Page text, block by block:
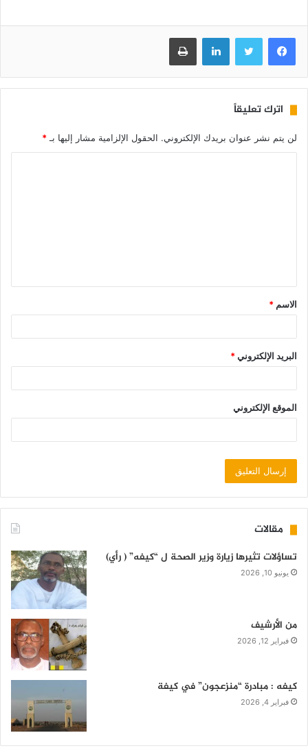
فيسبوك تويتر لينكدإن طباعة
اترك تعليقاً
لن يتم نشر عنوان بريدك الإلكتروني. الحقول الإلزامية مشار إليها بـ *
الاسم *
البريد الإلكتروني*
الموقع الإلكتروني
مقالات
تساؤلات تثيرها زيارة وزير الصحة ل “كيفه” ( رأي)
يونيو 10, 2026
من الأرشيف
فبراير 12, 2026
كيفه : مبادرة “منزعجون” في كيفة
فبراير 4, 2026